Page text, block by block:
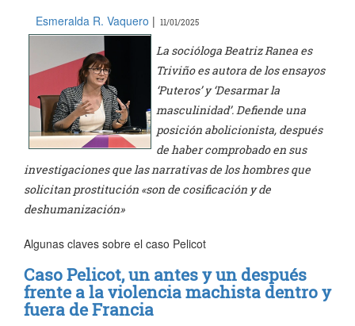
Esmeralda R. Vaquero | 11/01/2025
La socióloga Beatriz Ranea es
Triviño es autora de los ensayos
‘Puteros’ y ‘Desarmar la
masculinidad’. Defiende una
posición abolicionista, después
de haber comprobado en sus
investigaciones que las narrativas de los hombres que
solicitan prostitución «son de cosificación y de
deshumanización»
Algunas claves sobre el caso Pelicot
Caso Pelicot, un antes y un después
frente a la violencia machista dentro y
fuera de Francia